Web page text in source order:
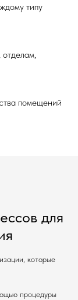
типу
отделам,
помещений
для
которые
процедуры